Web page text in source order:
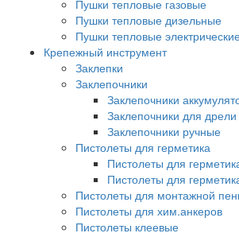
Пушки тепловые газовые
Пушки тепловые дизельные
Пушки тепловые
Крепежный инструмент
Заклепки
Заклепочники
Заклепочники
Заклепочники для дрели
Заклепочники ручные
Пистолеты для герметика
Пистолеты для
Пистолеты для
Пистолеты для монтажной
Пистолеты для хим.анкеров
Пистолеты клеевые